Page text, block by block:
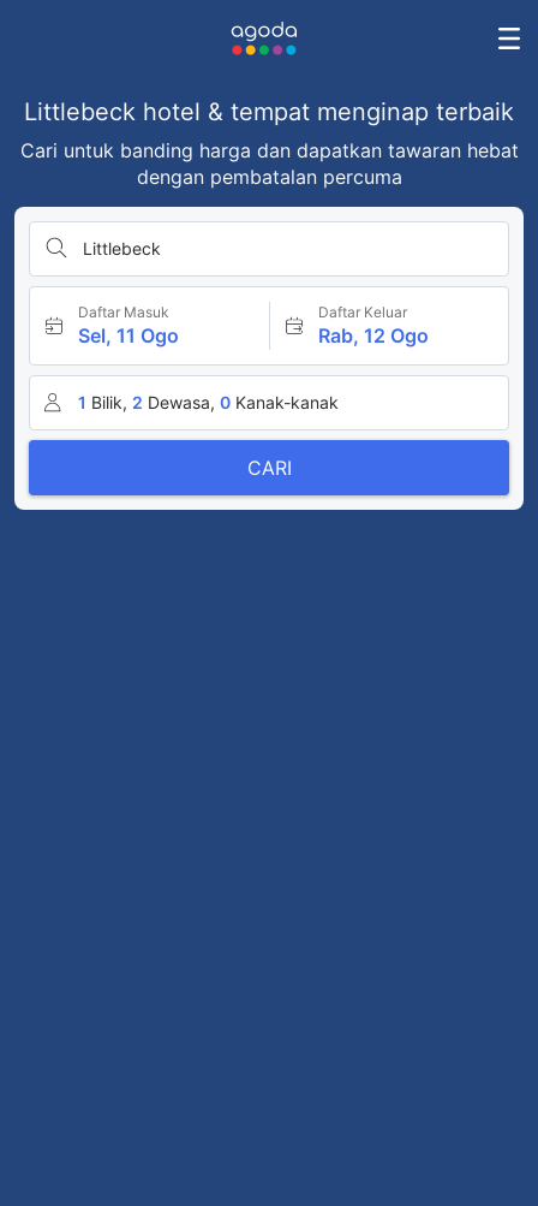
Littlebeck hotel & tempat menginap terbaik
Cari untuk banding harga dan dapatkan tawaran hebat
dengan pembatalan percuma
Littlebeck
Daftar Masuk
Sel, 11 Ogo
Daftar Keluar
Rab, 12 Ogo
1 Bilik, 2 Dewasa, 0 Kanak-kanak
CARI